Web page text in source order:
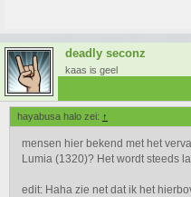
deadly seconz
kaas is geel
hayabusa halo zei: ↑
mensen hier bekend met het
Lumia (1320)? Het wordt steeds
edit: Haha zie net dat ik het